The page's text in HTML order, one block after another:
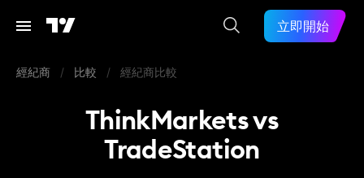
立即開始
經紀商 / 比較 / 經紀商比較
ThinkMarkets vs
TradeStation